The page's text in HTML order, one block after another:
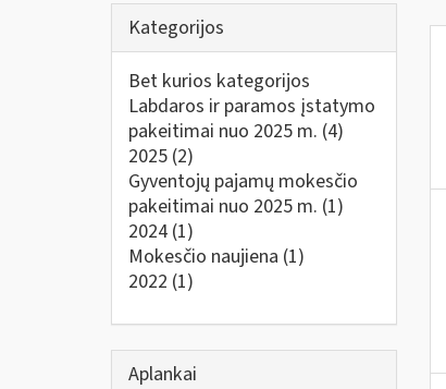
Kategorijos
Bet kurios kategorijos
Labdaros ir paramos įstatymo
pakeitimai nuo 2025 m. (4)
2025 (2)
Gyventojų pajamų mokesčio
pakeitimai nuo 2025 m. (1)
2024 (1)
Mokesčio naujiena (1)
2022 (1)
Aplankai